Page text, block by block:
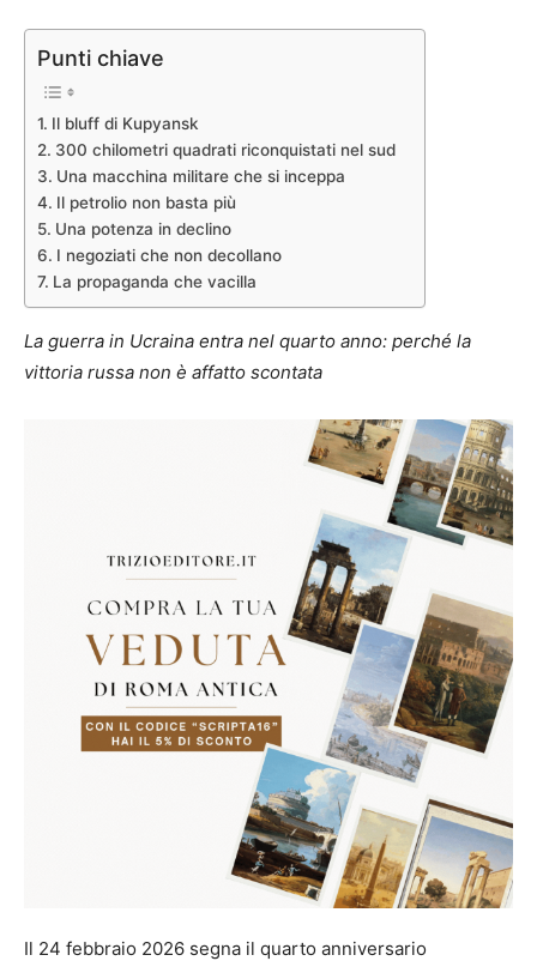
Punti chiave
Il bluff di Kupyansk
300 chilometri quadrati riconquistati nel sud
Una macchina militare che si inceppa
Il petrolio non basta più
Una potenza in declino
I negoziati che non decollano
La propaganda che vacilla
La guerra in Ucraina entra nel quarto anno: perché la
vittoria russa non è affatto scontata
Il 24 febbraio 2026 segna il quarto anniversario